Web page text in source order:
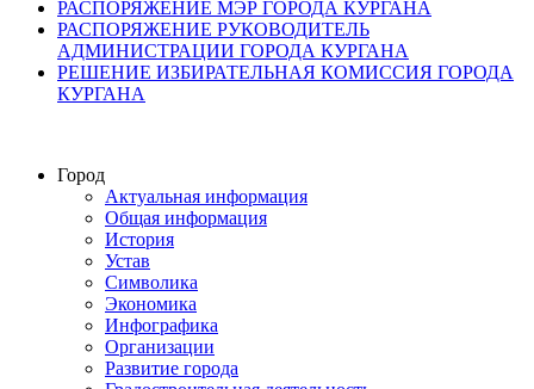
РАСПОРЯЖЕНИЕ МЭР ГОРОДА КУРГАНА
РАСПОРЯЖЕНИЕ РУКОВОДИТЕЛЬ
АДМИНИСТРАЦИИ ГОРОДА КУРГАНА
РЕШЕНИЕ ИЗБИРАТЕЛЬНАЯ КОМИССИЯ ГОРОДА
КУРГАНА
Город
Актуальная информация
Общая информация
История
Устав
Символика
Экономика
Инфографика
Организации
Развитие города